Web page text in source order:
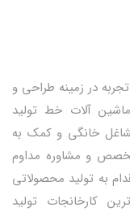
در زمینه طراحی و
آلات خط تولید
خانگی و کمک به
و مشاوره مداوم
به تولید محصولاتی
کارخانجات تولید